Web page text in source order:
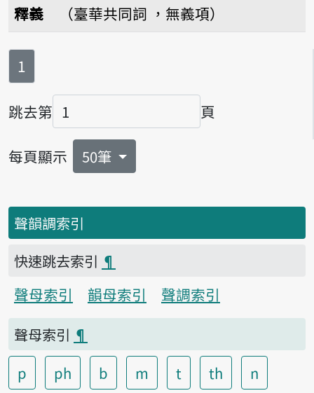
釋義 （臺華共同詞 ，無義項）
第
1
跳去第
頁碼
頁
每頁顯示 50筆
聲韻調索引
快速跳去索引 ¶
聲母索引
韻母索引
聲調索引
聲母索引 ¶
p
ph b m t th
n